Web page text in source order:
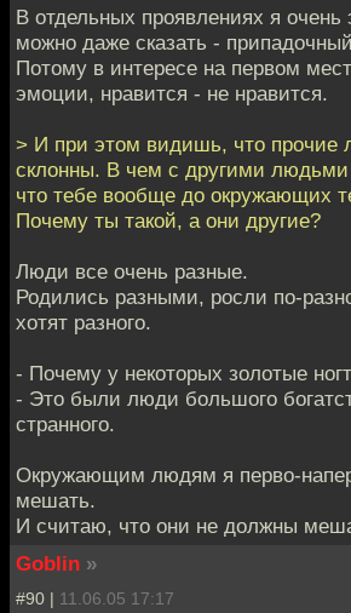
В отдельных проявлениях я
можно даже сказать -
Потому в интересе на первом
эмоции, нравится - не нравится.
> И при этом видишь, что прочие
склонны. В чем с другими
что тебе вообще до окружающих
Почему ты такой, а они другие?
Люди все очень разные.
Родились разными, росли по-
хотят разного.
- Почему у некоторых золотые
- Это были люди большого
странного.
Окружающим людям я перво-
мешать.
И считаю, что они не должны
Goblin »
#90 | 11.06.05 17:17